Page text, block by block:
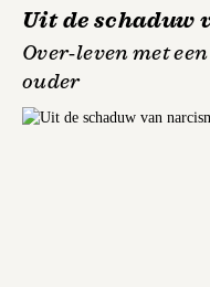
Uit de schaduw
Over‐leven met
ouder